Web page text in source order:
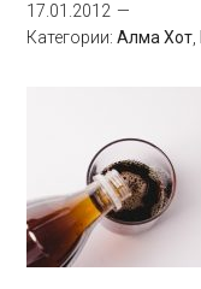
17.01.2012
Категории:Алма Хот